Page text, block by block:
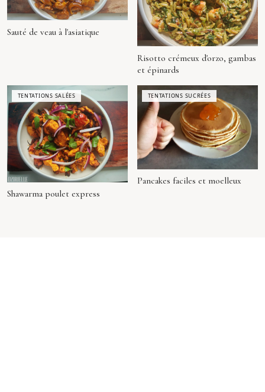
Sauté de veau à l'asiatique
Risotto crémeux d'orzo, gambas
et épinards
TENTATIONS SALÉES
Shawarma poulet express
TENTATIONS SUCRÉES
Pancakes faciles et moelleux